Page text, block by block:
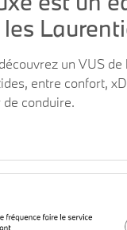
un VUS
entre confort,
conduire.